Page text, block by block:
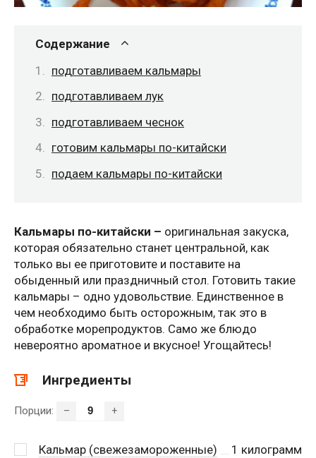
Содержание
подготавливаем кальмары
подготавливаем лук
подготавливаем чеснок
готовим кальмары по-китайски
подаем кальмары по-китайски
Кальмары по-китайски – оригинальная закуска,
которая обязательно станет центральной, как
только вы ее приготовите и поставите на
обыденный или праздничный стол. Готовить такие
кальмары – одно удовольствие. Единственное в
чем необходимо быть осторожным, так это в
обработке морепродуктов. Само же блюдо
невероятно ароматное и вкусное! Угощайтесь!
Ингредиенты
Порции: – +
Кальмар (свежезамороженные) 1 килограмм